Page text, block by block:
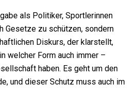
als Politiker, Sportlerinnen
Gesetze zu schützen, sondern
Diskurs, der klarstellt,
welcher Form auch immer –
haben. Es geht um den
und dieser Schutz muss auch im